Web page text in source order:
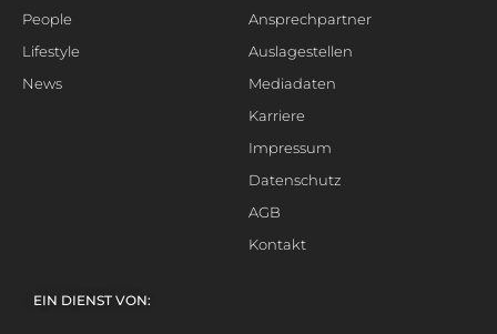
People
Lifestyle
News
Ansprechpartner
Auslagestellen
Mediadaten
Karriere
Impressum
Datenschutz
AGB
Kontakt
EIN DIENST VON: